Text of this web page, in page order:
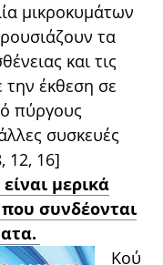
μικροκυμάτων
τα
και τις
την έκθεση σε
πύργους
συσκευές
12, 16]
μερικά
συνδέονται
Κού